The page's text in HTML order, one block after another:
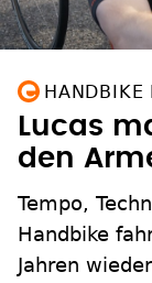
HANDBIKE
Lucas
den
Tempo,
Handbike
Jahren